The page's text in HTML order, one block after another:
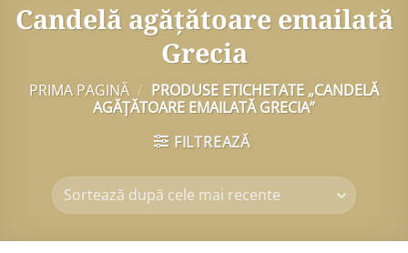
Candelă agățătoare emailată
Grecia
PRIMA PAGINĂ / PRODUSE ETICHETATE „CANDELĂ
AGĂȚĂTOARE EMAILATĂ GRECIA”
FILTREAZĂ